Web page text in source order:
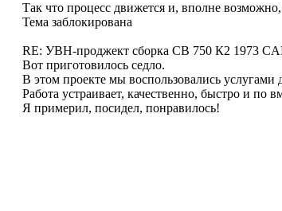
Так что процесс движется и, вполне возможно,
Тема заблокирована
RE: УВН-проджект сборка СВ 750 К2 1973
Вот приготовилось седло.
В этом проекте мы воспользовались
Работа устраивает, качественно, быстро и по
Я примерил, посидел, понравилось!